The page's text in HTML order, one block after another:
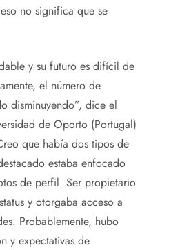
no significa que se
y su futuro es difícil de
el número de
disminuyendo”, dice el
de Oporto (Portugal)
que había dos tipos de
estaba enfocado
de perfil. Ser propietario
y otorgaba acceso a
Probablemente, hubo
y expectativas de